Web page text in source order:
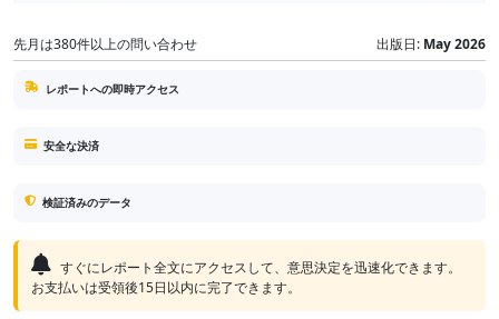
先月は380件以上の問い合わせ 出版日: May 2026
レポートへの即時アクセス
安全な決済
検証済みのデータ
すぐにレポート全文にアクセスして、意思決定を迅速化できます。
お支払いは受領後15日以内に完了できます。